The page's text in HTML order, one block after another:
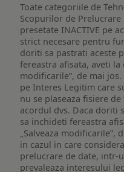
Toate categoriile de
Scopurilor de
presetate INACTIVE pe
strict necesare pentru
doriti sa pastrati aceste
fereastra afisata, aveti la
modificarile”, de mai
pe Interes Legitim care
nu se plaseaza fisiere
acordul dvs. Daca doriti
sa inchideti fereastra
„Salveaza
in cazul in care
prelucrare de date, intr-
prevaleaza interesului